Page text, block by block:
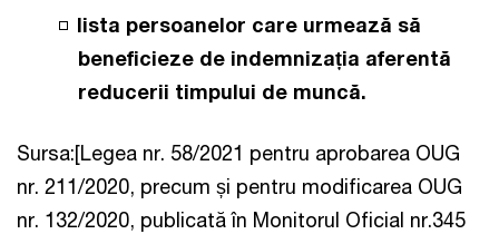
lista persoanelor care urmează să
beneficieze de indemnizația aferentă
reducerii timpului de muncă.
Sursa:[Legea nr. 58/2021 pentru aprobarea OUG
nr. 211/2020, precum și pentru modificarea OUG
nr. 132/2020, publicată în Monitorul Oficial nr.345